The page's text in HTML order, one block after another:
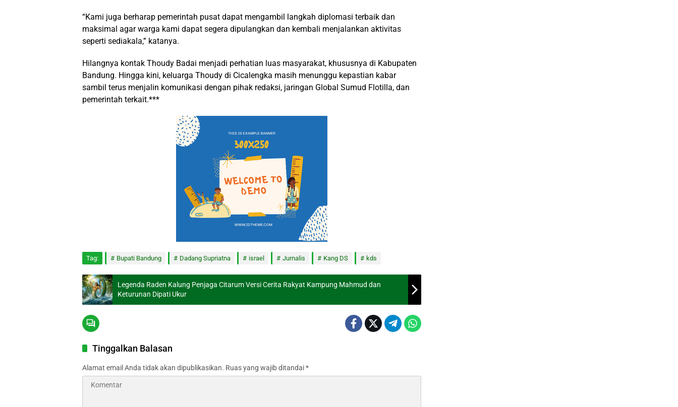
“Kami juga berharap pemerintah pusat dapat mengambil langkah diplomasi terbaik dan
maksimal agar warga kami dapat segera dipulangkan dan kembali menjalankan aktivitas
seperti sediakala,” katanya.
Hilangnya kontak Thoudy Badai menjadi perhatian luas masyarakat, khususnya di Kabupaten
Bandung. Hingga kini, keluarga Thoudy di Cicalengka masih menunggu kepastian kabar
sambil terus menjalin komunikasi dengan pihak redaksi, jaringan Global Sumud Flotilla, dan
pemerintah terkait.***
Tag: Bupati Bandung Dadang Supriatna israel Jurnalis Kang DS kds
Legenda Raden Kalung Penjaga Citarum Versi Cerita Rakyat Kampung Mahmud dan
Keturunan Dipati Ukur
Tinggalkan Balasan
Alamat email Anda tidak akan dipublikasikan. Ruas yang wajib ditandai*